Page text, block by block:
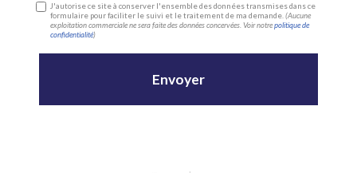
J'autorise ce site à conserver l'ensemble des données transmises dans ce
formulaire pour faciliter le suivi et le traitement de ma demande.(Aucune
exploitation commerciale ne sera faite des données concervées. Voir notrepolitique de
confidentialité)